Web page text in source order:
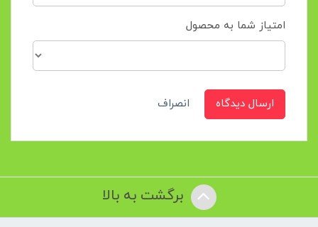
امتیاز شما به محصول
ارسال دیدگاه انصراف
برگشت به بالا